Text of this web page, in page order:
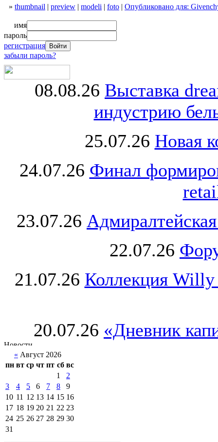
» thumbnail | preview | modeli | foto | Опубликовано для:
имя
пароль
регистрация
забыли пароль?
08.08.26 Выставка
индустрию
25.07.26 Новая
24.07.26 Финал
23.07.26
22.07.26
21.07.26 Коллекция Willy
20.07.26 «Дневник
« Август 2026
пн вт ср чт пт сб вс
1
2
3
4 5 6 7 8
9
10 11 12 13 14 15 16
17 18 19 20 21 22 23
24 25 26 27 28 29 30
31